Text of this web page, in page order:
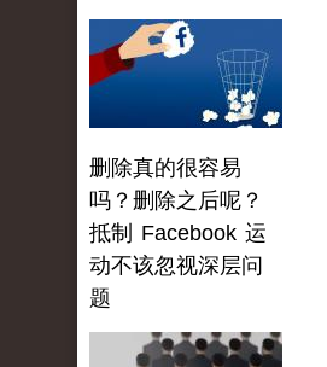
删除真的很容易
吗？删除之后呢？
抵制 Facebook 运
动不该忽视深层问
题